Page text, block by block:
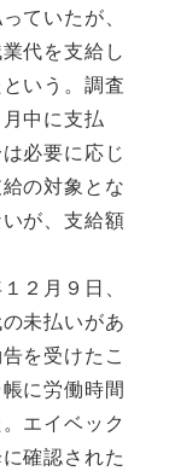
ていたが、
代を支給し
いう。調査
中に支払
必要に応じ
の対象とな
が、支給額
２月９日、
未払いがあ
を受けたこ
に労働時間
エイベック
確認された